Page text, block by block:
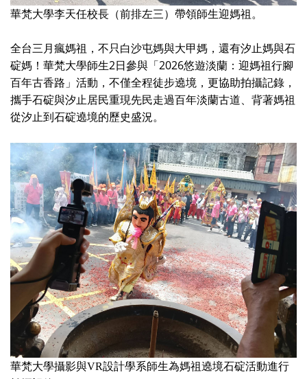
華梵大學李天任校長（前排左三）帶領師生迎媽祖。
全台三月瘋媽祖，不只白沙屯媽與大甲媽，還有汐止媽與石
碇媽！華梵大學師生2日參與「 2026悠遊淡蘭：迎媽祖行腳
百年古香路」活動，不僅全程徒步遶境，更協助拍攝記錄，
攜手石碇與汐止居民重現先民走過百年淡蘭古道、背著媽祖
從汐止到石碇遶境的歷史盛況。
華梵大學攝影與VR設計學系師生為媽祖遶境石碇活動進行